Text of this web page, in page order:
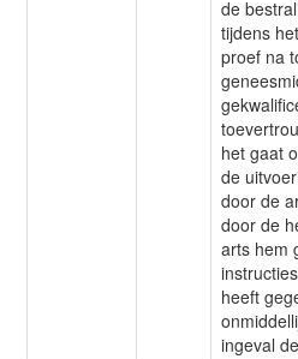
de
tijdens
proef na
het gaat
de
door de
door de
arts hem
heeft
ingeval